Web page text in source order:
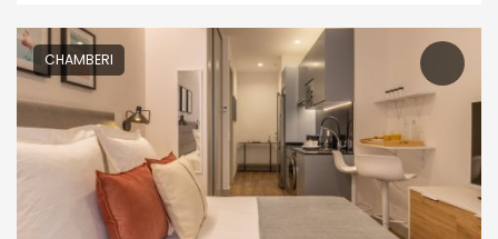
CHAMBERI